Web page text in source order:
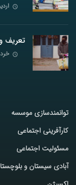
تعریف
خرداد
توانمندسازی موسسه
کارآفرینی اجتماعی
مسئولیت اجتماعی
آبادی سیستان و